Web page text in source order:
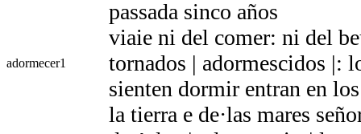
passada sinco años
adormecer1
viaie ni del comer: ni del
tornados | adormescidos |:
sienten dormir entran en
la tierra e de·las mares